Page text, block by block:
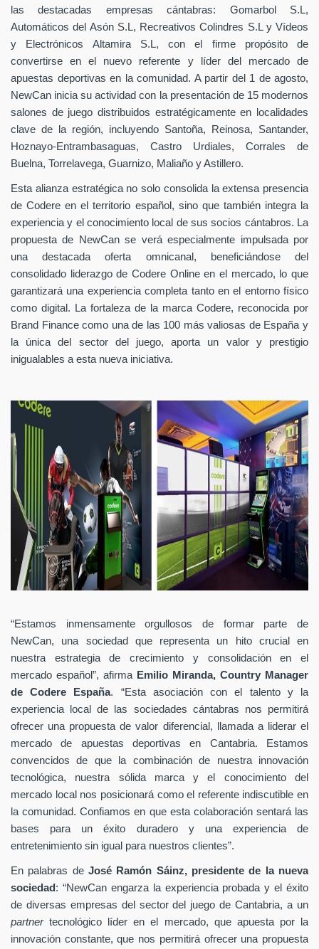
las destacadas empresas cántabras: Gomarbol S.L,
Automáticos del Asón S.L, Recreativos Colindres S.L y Vídeos
y Electrónicos Altamira S.L, con el firme propósito de
convertirse en el nuevo referente y líder del mercado de
apuestas deportivas en la comunidad. A partir del 1 de agosto,
NewCan inicia su actividad con la presentación de 15 modernos
salones de juego distribuidos estratégicamente en localidades
clave de la región, incluyendo Santoña, Reinosa, Santander,
Hoznayo-Entrambasaguas, Castro Urdiales, Corrales de
Buelna, Torrelavega, Guarnizo, Maliaño y Astillero.
Esta alianza estratégica no solo consolida la extensa presencia
de Codere en el territorio español, sino que también integra la
experiencia y el conocimiento local de sus socios cántabros. La
propuesta de NewCan se verá especialmente impulsada por
una destacada oferta omnicanal, beneficiándose del
consolidado liderazgo de Codere Online en el mercado, lo que
garantizará una experiencia completa tanto en el entorno físico
como digital. La fortaleza de la marca Codere, reconocida por
Brand Finance como una de las 100 más valiosas de España y
la única del sector del juego, aporta un valor y prestigio
inigualables a esta nueva iniciativa.
“Estamos inmensamente orgullosos de formar parte de
NewCan, una sociedad que representa un hito crucial en
nuestra estrategia de crecimiento y consolidación en el
mercado español”, afirma Emilio Miranda, Country Manager
de Codere España. “Esta asociación con el talento y la
experiencia local de las sociedades cántabras nos permitirá
ofrecer una propuesta de valor diferencial, llamada a liderar el
mercado de apuestas deportivas en Cantabria. Estamos
convencidos de que la combinación de nuestra innovación
tecnológica, nuestra sólida marca y el conocimiento del
mercado local nos posicionará como el referente indiscutible en
la comunidad. Confiamos en que esta colaboración sentará las
bases para un éxito duradero y una experiencia de
entretenimiento sin igual para nuestros clientes”.
En palabras de José Ramón Sáinz, presidente de la nueva
sociedad : “NewCan engarza la experiencia probada y el éxito
de diversas empresas del sector del juego de Cantabria, a un
partnertecnológico líder en el mercado, que apuesta por la
innovación constante, que nos permitirá ofrecer una propuesta